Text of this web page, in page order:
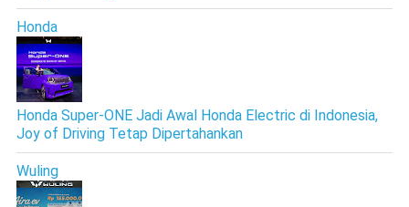
Honda
Honda Super-ONE Jadi Awal Honda Electric di Indonesia,
Joy of Driving Tetap Dipertahankan
Wuling